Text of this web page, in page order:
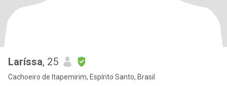
Laríssa, 25
Cachoeiro de Itapemirim, Espírito Santo, Brasil